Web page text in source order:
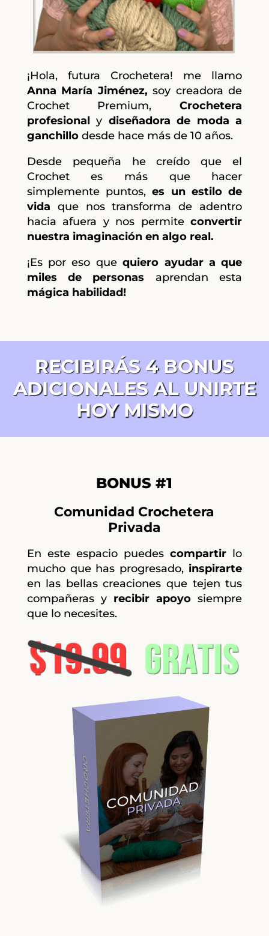
¡Hola, futura Crochetera! me llamo
Anna María Jiménez, soy creadora de
Crochet Premium,Crochetera
profesionaly diseñadora de moda a
ganchillodesde hace más de 10 años.
Desde pequeña he creído que el
Crochet es más que hacer
simplemente puntos,es un estilo de
vida que nos transforma de adentro
hacia afuera y nos permiteconvertir
nuestra imaginación en algo real.
¡Es por eso quequiero ayudar a que
miles de personas aprendan esta
mágica habilidad!
RECIBIRÁS 4 BONUS
ADICIONALES AL UNIRTE
HOY MISMO
BONUS #1
Comunidad Crochetera
Privada
En este espacio puedescompartir lo
mucho que has progresado, inspirarte
en las bellas creaciones que tejen tus
compañeras y recibir apoyo siempre
que lo necesites.